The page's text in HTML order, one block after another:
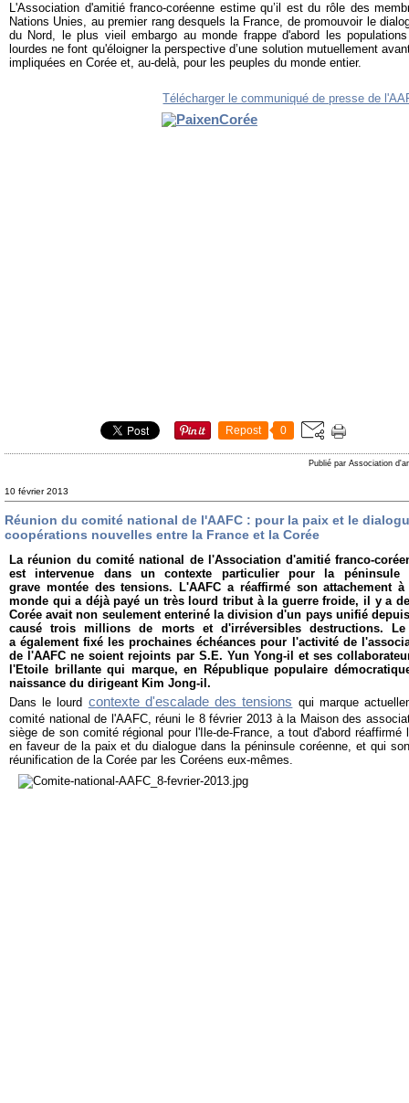
L'Association d'amitié franco-coréenne estime qu’il est du rôle des
Nations Unies, au premier rang desquels la France, de promouvoir le
du Nord, le plus vieil embargo au monde frappe d'abord les
lourdes ne font qu'éloigner la perspective d’une solution mutuellement
impliquées en Corée et, au-delà, pour les peuples du monde entier.
Télécharger le communiqué de presse de
Repost 0
Publié par Association
10 février 2013
Réunion du comité national de l'AAFC : pour la paix et le
coopérations nouvelles entre la France et la Corée
La réunion du comité national de l'Association d'amitié franco-
est intervenue dans un contexte particulier pour la péninsule
grave montée des tensions. L'AAFC a réaffirmé son attachement
monde qui a déjà payé un très lourd tribut à la guerre froide, il y a
Corée avait non seulement enteriné la division d'un pays unifié
causé trois millions de morts et d'irréversibles destructions.
a également fixé les prochaines échéances pour l'activité de
de l'AAFC ne soient rejoints par S.E. Yun Yong-il et ses
l'Etoile brillante qui marque, en République populaire
naissance du dirigeant Kim Jong-il.
Dans le lourd contexte d'escalade des tensions qui marque
comité national de l'AAFC, réuni le 8 février 2013 à la Maison des
siège de son comité régional pour l'Ile-de-France, a tout d'abord
en faveur de la paix et du dialogue dans la péninsule coréenne, et qui
réunification de la Corée par les Coréens eux-mêmes.